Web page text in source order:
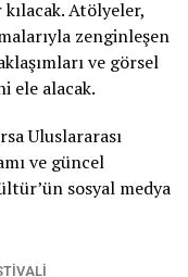
Atölyeler,
zenginleşen
ve görsel
ele alacak.
Uluslararası
ve güncel
sosyal medya